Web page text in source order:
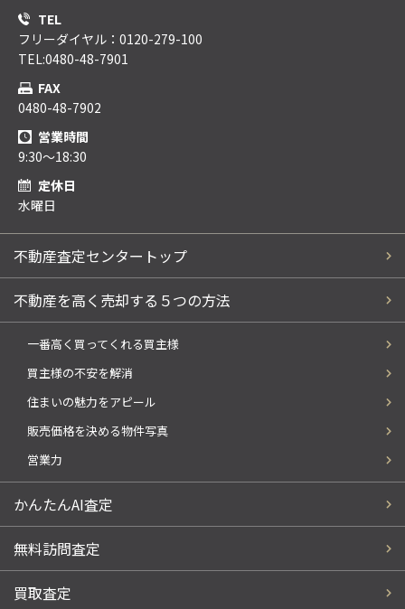
TEL
フリーダイヤル：0120-279-100
TEL:0480-48-7901
FAX
0480-48-7902
営業時間
9:30～18:30
定休日
水曜日
不動産査定センタートップ
不動産を高く売却する５つの方法
一番高く買ってくれる買主様
買主様の不安を解消
住まいの魅力をアピール
販売価格を決める物件写真
営業力
かんたんAI査定
無料訪問査定
買取査定